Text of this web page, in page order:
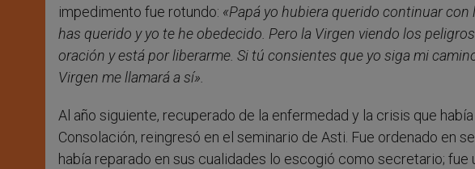
impedimento fue rotundo: «Papá yo hubiera querido continuar
has querido y yo te he obedecido. Pero la Virgen viendo los
oración y está por liberarme. Si tú consientes que yo siga mi
Virgen me llamará a sí».
Al año siguiente, recuperado de la enfermedad y la crisis que
Consolación, reingresó en el seminario de Asti. Fue ordenado en
había reparado en sus cualidades lo escogió como secretario;